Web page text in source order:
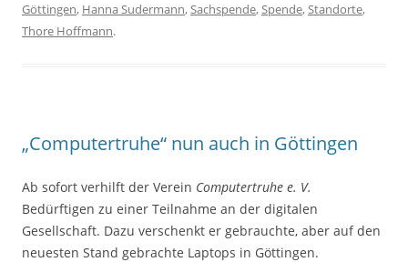
Göttingen, Hanna Sudermann,Sachspende,Spende,Standorte,
Thore Hoffmann.
„Computertruhe“ nun auch in Göttingen
Ab sofort verhilft der Verein Computertruhe e. V.
Bedürftigen zu einer Teilnahme an der digitalen
Gesellschaft. Dazu verschenkt er gebrauchte, aber auf den
neuesten Stand gebrachte Laptops in Göttingen.